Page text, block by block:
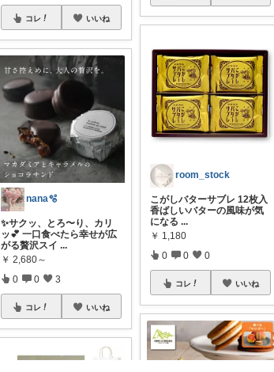
コレ いいね
nana🫧
✨サクッ、とろ〜り、カリ
ッ💕 一口食べたら幸せが広
がる贅沢スイ ...
￥ 2,680～
0 0 3
コレ いいね
room_stock
こがしバターサブレ 12枚入
香ばしいバターの風味が気
になる ...
￥ 1,180
0 0 0
コレ いいね